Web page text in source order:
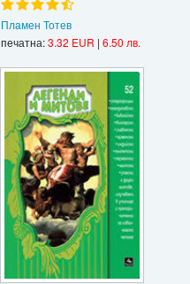
Пламен Тотев
печатна:3.32 EUR | 6.50 лв.